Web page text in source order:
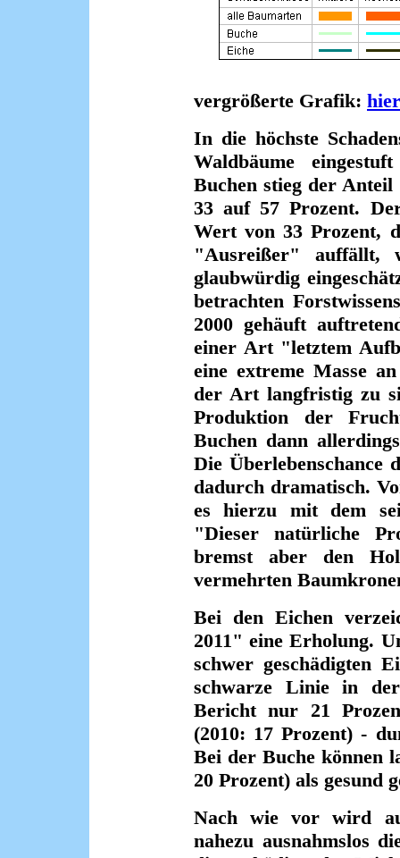
vergrößerte Grafik: hier
In die höchste
Waldbäume
Buchen stieg der Anteil
33 auf 57 Prozent.
Wert von 33 Prozent,
"Ausreißer" auffällt,
glaubwürdig
betrachten
2000 gehäuft
einer Art "letztem
eine extreme Masse
der Art langfristig zu
Produktion der
Buchen dann
Die Überlebenschance
dadurch dramatisch.
es hierzu mit dem
"Dieser natürliche
bremst aber den
vermehrten
Bei den Eichen
2011" eine Erholung.
schwer geschädigten
schwarze Linie in
Bericht nur 21
(2010: 17 Prozent) -
Bei der Buche können
20 Prozent) als gesund
Nach wie vor wird
nahezu ausnahmslos